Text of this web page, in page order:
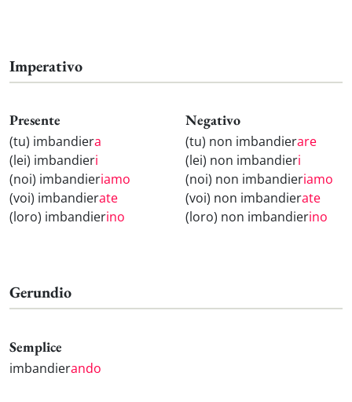
Imperativo
Presente
(tu) imbandiera
(lei) imbandieri
(noi) imbandieriamo
(voi) imbandierate
(loro) imbandierino
Negativo
(tu) non imbandierare
(lei) non imbandieri
(noi) non imbandieriamo
(voi) non imbandierate
(loro) non imbandierino
Gerundio
Semplice
imbandierando